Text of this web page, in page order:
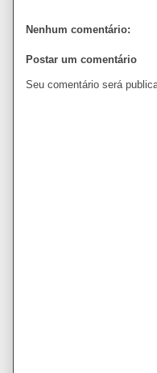
Nenhum comentário:
Postar um comentário
Seu comentário será